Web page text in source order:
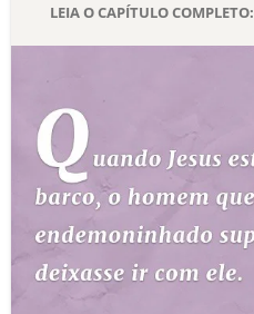
DEVOCIONAL DIÁRIO
10 MANDAMENTOS
ESTUDOS BÍBLICOS
TEMAS
LEIA O CAPÍTULO COMPLETO: